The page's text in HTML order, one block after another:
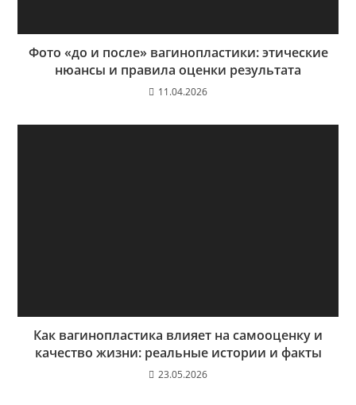
Фото «до и после» вагинопластики: этические
нюансы и правила оценки результата
11.04.2026
Как вагинопластика влияет на самооценку и
качество жизни: реальные истории и факты
23.05.2026